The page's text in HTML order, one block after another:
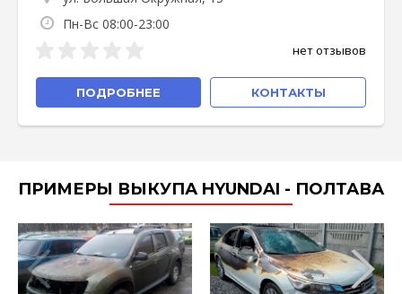
Пн-Вс 08:00-23:00
нет отзывов
ПОДРОБНЕЕ КОНТАКТЫ
ПРИМЕРЫ ВЫКУПА HYUNDAI - ПОЛТАВА